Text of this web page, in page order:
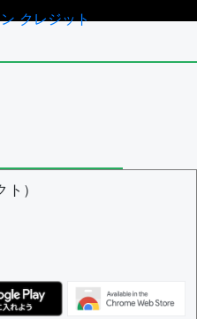
ンクレジット
）